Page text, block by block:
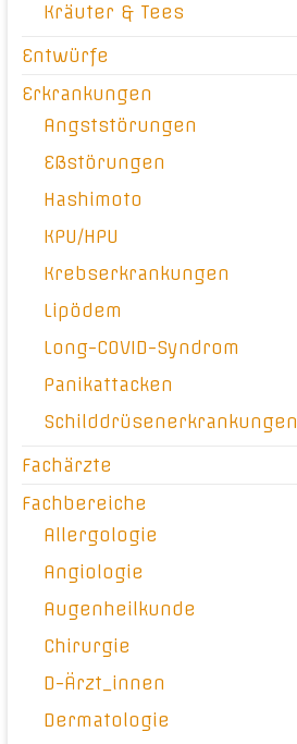
Kräuter & Tees
Entwürfe
Erkrankungen
Angststörungen
Eßstörungen
Hashimoto
KPU/HPU
Krebserkrankungen
Lipödem
Long-COVID-Syndrom
Panikattacken
Schilddrüsenerkrankungen
Fachärzte
Fachbereiche
Allergologie
Angiologie
Augenheilkunde
Chirurgie
D-Ärzt_innen
Dermatologie